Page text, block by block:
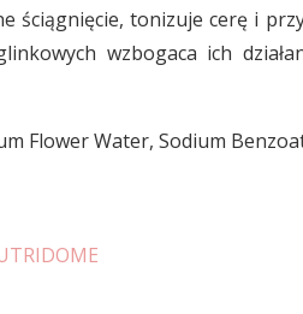
ściągnięcie, tonizuje cerę i
wzbogaca ich
Flower Water, Sodium